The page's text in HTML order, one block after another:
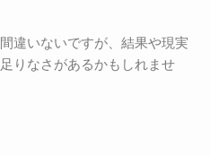
違いないですが、結果や現実
りなさがあるかもしれませ